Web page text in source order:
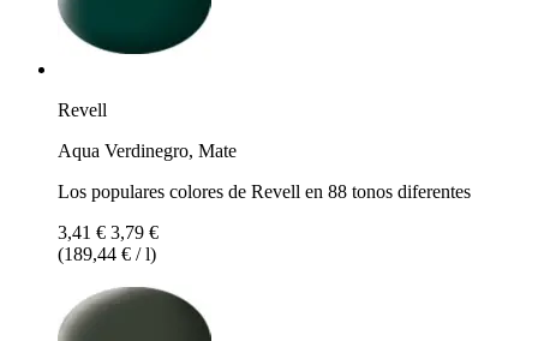
Revell
Aqua Verdinegro, Mate
Los populares colores de Revell en 88 tonos diferentes
3,41 € 3,79 €
(189,44 € / l)